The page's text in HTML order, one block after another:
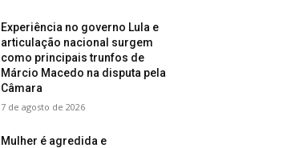
Experiência no governo Lula e
articulação nacional surgem
como principais trunfos de
Márcio Macedo na disputa pela
Câmara
7 de agosto de 2026
Mulher é agredida e